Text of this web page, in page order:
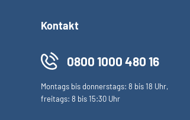
Kontakt
0800 1000 480 16
Montags bis donnerstags: 8 bis 18 Uhr,
freitags: 8 bis 15:30 Uhr